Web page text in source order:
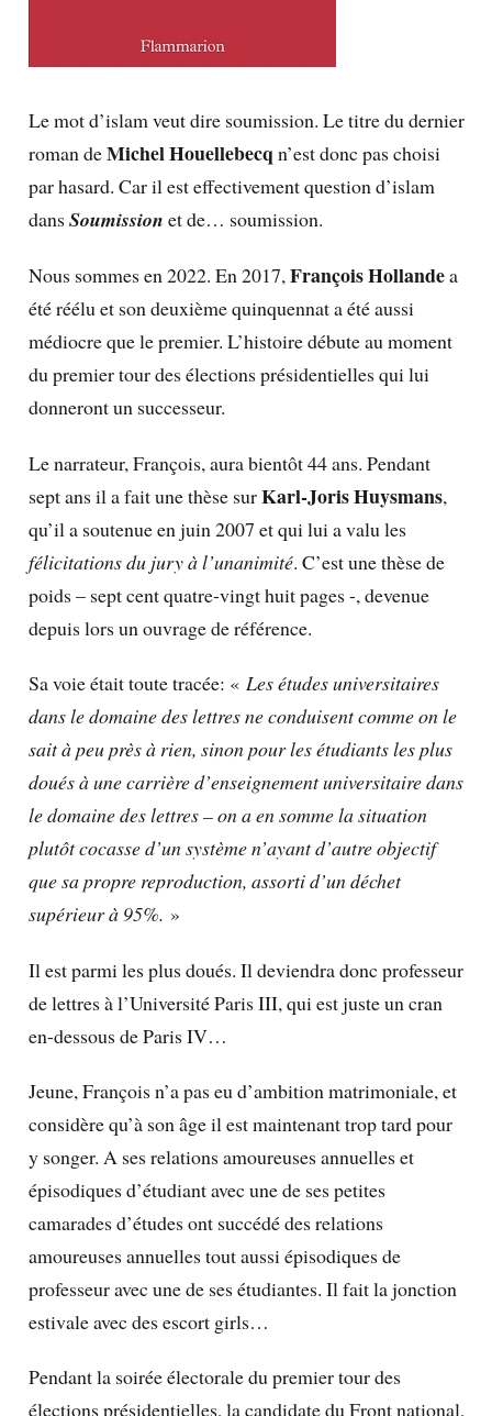
Le mot d’islam veut dire soumission. Le titre du dernier
roman deMichel Houellebecq n’est donc pas choisi
par hasard. Car il est effectivement question d’islam
dans Soumission et de… soumission.
Nous sommes en 2022. En 2017,François Hollandea
été réélu et son deuxième quinquennat a été aussi
médiocre que le premier. L’histoire débute au moment
du premier tour des élections présidentielles qui lui
donneront un successeur.
Le narrateur, François, aura bientôt 44 ans. Pendant
sept ans il a fait une thèse surKarl-Joris Huysmans,
qu’il a soutenue en juin 2007 et qui lui a valu les
félicitations du jury à l’unanimité. C’est une thèse de
poids – sept cent quatre-vingt huit pages -, devenue
depuis lors un ouvrage de référence.
Sa voie était toute tracée: « Les études universitaires
dans le domaine des lettres ne conduisent comme on le
sait à peu près à rien, sinon pour les étudiants les plus
doués à une carrière d’enseignement universitaire dans
le domaine des lettres – on a en somme la situation
plutôt cocasse d’un système n’ayant d’autre objectif
que sa propre reproduction, assorti d’un déchet
supérieur à 95%. »
Il est parmi les plus doués. Il deviendra donc professeur
de lettres à l’Université Paris III, qui est juste un cran
en-dessous de Paris IV…
Jeune, François n’a pas eu d’ambition matrimoniale, et
considère qu’à son âge il est maintenant trop tard pour
y songer. A ses relations amoureuses annuelles et
épisodiques d’étudiant avec une de ses petites
camarades d’études ont succédé des relations
amoureuses annuelles tout aussi épisodiques de
professeur avec une de ses étudiantes. Il fait la jonction
estivale avec des escort girls…
Pendant la soirée électorale du premier tour des
élections présidentielles, la candidate du Front national,